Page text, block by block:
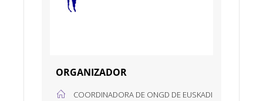
ORGANIZADOR
COORDINADORA DE ONGD DE EUSKADI